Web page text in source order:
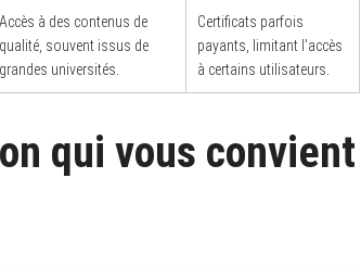
Accès à des contenus de
qualité, souvent issus de
grandes universités.
Certificats parfois
payants, limitant l’accès
à certains utilisateurs.
qui vous convient